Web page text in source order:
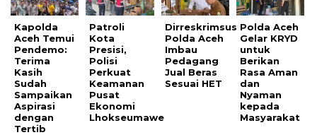
Kapolda
Aceh Temui
Pendemo:
Terima
Kasih
Sudah
Sampaikan
Aspirasi
dengan
Tertib
Patroli
Kota
Presisi,
Polisi
Perkuat
Keamanan
Pusat
Ekonomi
Lhokseumawe
Dirreskrimsus
Polda Aceh
Imbau
Pedagang
Jual Beras
Sesuai HET
Polda Aceh
Gelar KRYD
untuk
Berikan
Rasa Aman
dan
Nyaman
kepada
Masyarakat